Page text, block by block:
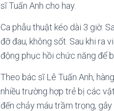
sĩ Tuấn Anh cho hay.
Ca phẫu thuật kéo dài 3 giờ.
đỡ đau, không sốt. Sau khi ra
động phục hồi chức năng để
Theo bác sĩ Lê Tuấn Anh,
nhiều trường hợp trẻ bị các
đến chảy máu trầm trọng, gây